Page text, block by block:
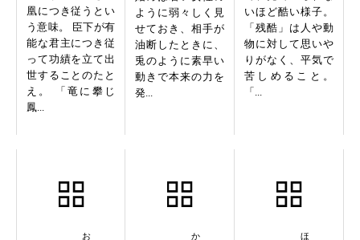
凰につき従うとい
う意味。 臣下が有
能な君主につき従
って功績を立て出
世することのたと
え。 「竜に攀じ
鳳...
ように弱々しく見
せておき、相手が
油断したときに、
兎のように素早い
動きで本来の力を
発...
いほど酷い様子。
「残酷」は人や動
物に対して思いや
りがなく、平気で
苦しめること。
「...